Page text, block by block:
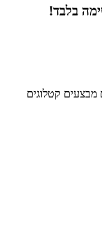
בלבד!
מבצעים קטלוגים